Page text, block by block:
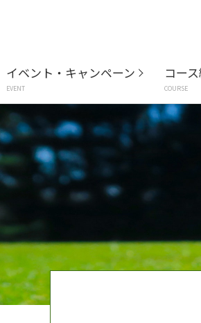
イベント・キャンペーン
EVENT
コー
COURSE